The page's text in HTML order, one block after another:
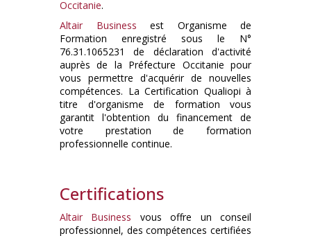
Occitanie.
Altair Business est Organisme de
Formation enregistré sous le N°
76.31.1065231 de déclaration d'activité
auprès de la Préfecture Occitanie pour
vous permettre d'acquérir de nouvelles
compétences. La Certification Qualiopi à
titre d'organisme de formation vous
garantit l'obtention du financement de
votre prestation de formation
professionnelle continue.
Certifications
Altair Business vous offre un conseil
professionnel, des compétences certifiées